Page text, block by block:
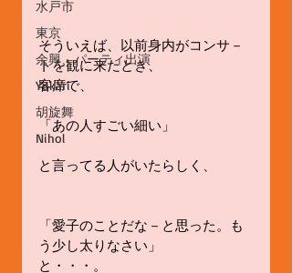
水戸市
東京
余興、パーティ出演
Yukari
胡旋舞
Nihol
そういえば、以前身内がコンサ－
トを観に来たとき、
客席で、
「あの人すごい細い」
と言ってる人がいたらしく、
「愛子のことだな－と思った。も
う少し太りなさい」
と・・・。